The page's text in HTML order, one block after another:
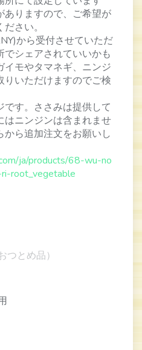
ありますので、ご希望が
さい。
から受付させていただ
でシェアされていいかも
イモやタマネギ、ニンジ
りいただけますのでご検
す。ささみは提供して
はニンジンは含まれませ
ら追加注文をお願いし
ja/products/68-wu-no
root_vegetable
つとめ品）